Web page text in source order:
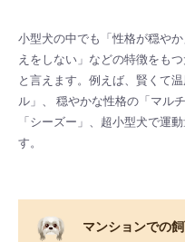
小型犬の中でも「性格が穏や
えをしない」などの特徴をも
と言えます。例えば、賢くて
ル」、 穏やかな性格の「マル
「シーズー」、超小型犬で運
す。
マンションでの